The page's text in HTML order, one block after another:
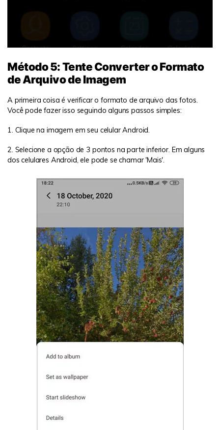
Método 5: Tente Converter o Formato
de Arquivo de Imagem
A primeira coisa é verificar o formato de arquivo das fotos.
Você pode fazer isso seguindo alguns passos simples:
1. Clique na imagem em seu celular Android.
2. Selecione a opção de 3 pontos na parte inferior. Em alguns
dos celulares Android, ele pode se chamar 'Mais'.